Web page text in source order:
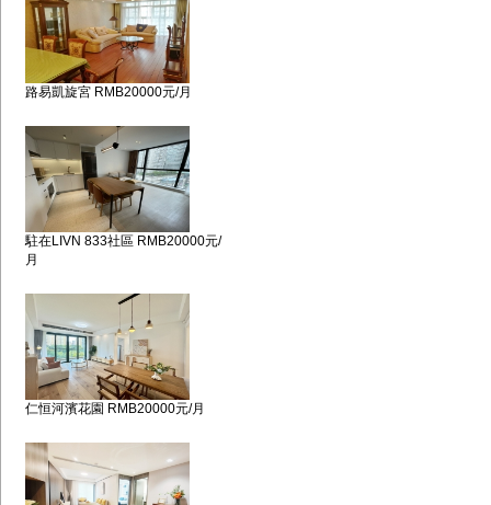
路易凱旋宮 RMB20000元/月
駐在LIVN 833社區 RMB20000元/
月
仁恒河濱花園 RMB20000元/月